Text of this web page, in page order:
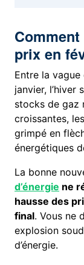
prix en
Entre la
janvier, l’hiver
stocks de gaz
croissantes,
grimpé en
énergétiques
La bonne
d’énergie ne
hausse des
final. Vous ne
explosion
d’énergie.